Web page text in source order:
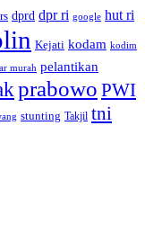
dprd dpr ri google hut ri
Kejati kodam kodim
murah pelantikan
prabowo PWI
stunting Takjil tni